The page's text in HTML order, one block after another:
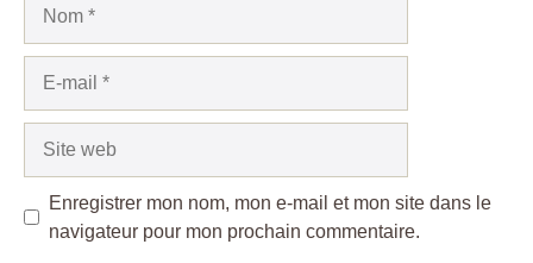
Enregistrer mon nom, mon e-mail et mon site dans le
navigateur pour mon prochain commentaire.